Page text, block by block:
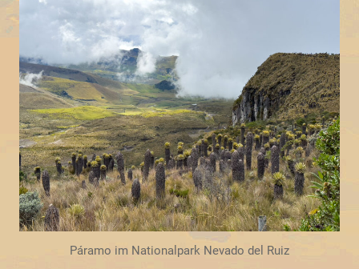
Páramo im Nationalpark Nevado del Ruiz